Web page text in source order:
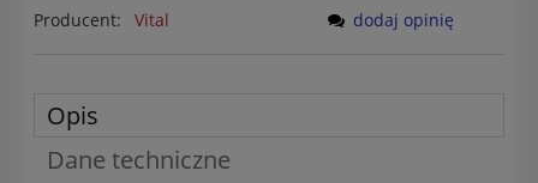
Producent:
Vital
dodaj opinię
Opis
Dane techniczne